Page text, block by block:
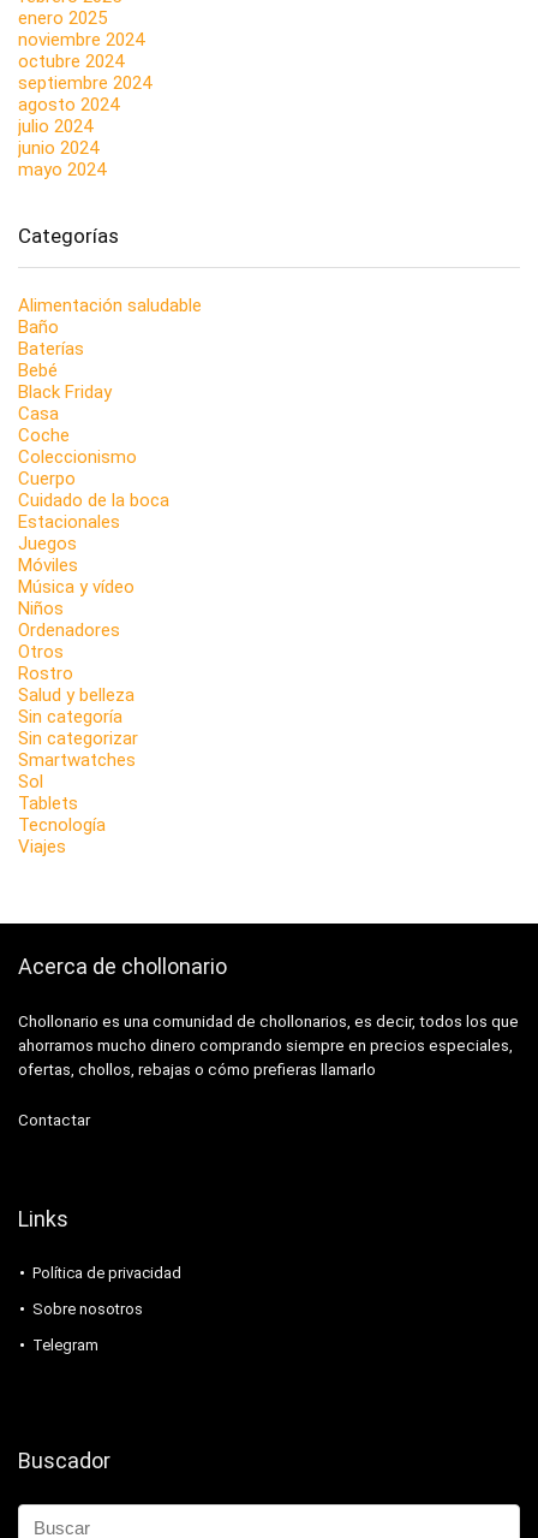
enero 2025
noviembre 2024
octubre 2024
septiembre 2024
agosto 2024
julio 2024
junio 2024
mayo 2024
Categorías
Alimentación saludable
Baño
Baterías
Bebé
Black Friday
Casa
Coche
Coleccionismo
Cuerpo
Cuidado de la boca
Estacionales
Juegos
Móviles
Música y vídeo
Niños
Ordenadores
Otros
Rostro
Salud y belleza
Sin categoría
Sin categorizar
Smartwatches
Sol
Tablets
Tecnología
Viajes
Acerca de chollonario
Chollonario es una comunidad de chollonarios, es decir, todos los que
ahorramos mucho dinero comprando siempre en precios especiales,
ofertas, chollos, rebajas o cómo prefieras llamarlo
Contactar
Links
Política de privacidad
Sobre nosotros
Telegram
Buscador